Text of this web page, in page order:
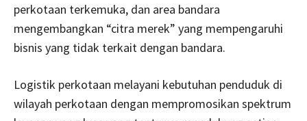
perkotaan terkemuka, dan area bandara
mengembangkan “citra merek” yang mempengaruhi
bisnis yang tidak terkait dengan bandara.
Logistik perkotaan melayani kebutuhan penduduk di
wilayah perkotaan dengan mempromosikan spektrum